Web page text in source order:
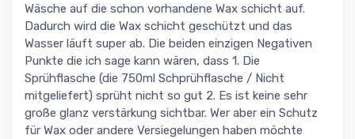
Wäsche auf die schon vorhandene Wax schicht auf.
Dadurch wird die Wax schicht geschützt und das
Wasser läuft super ab. Die beiden einzigen Negativen
Punkte die ich sage kann wären, dass 1. Die
Sprühflasche (die 750ml Schprühflasche / Nicht
mitgeliefert) sprüht nicht so gut 2. Es ist keine sehr
große glanz verstärkung sichtbar. Wer aber ein Schutz
für Wax oder andere Versiegelungen haben möchte